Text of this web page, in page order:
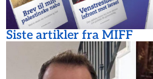
Siste artikler fra MIFF